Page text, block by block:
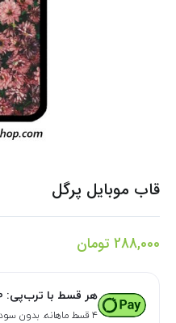
قاب موبایل پرگل
288,000 تومان
هر قسط با ترب‌پی:
۴ قسط ماهانه. بدون سود، چک و ضامن.